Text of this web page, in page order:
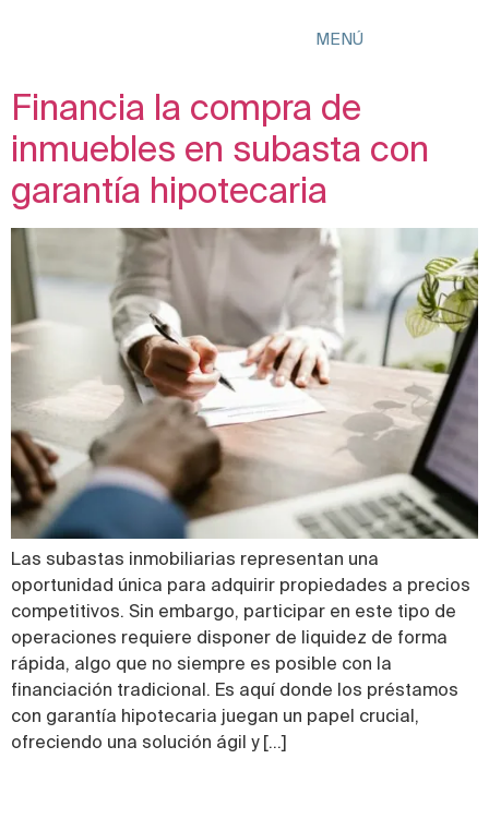
MENÚ
Financia la compra de
inmuebles en subasta con
garantía hipotecaria
Las subastas inmobiliarias representan una
oportunidad única para adquirir propiedades a precios
competitivos. Sin embargo, participar en este tipo de
operaciones requiere disponer de liquidez de forma
rápida, algo que no siempre es posible con la
financiación tradicional. Es aquí donde los préstamos
con garantía hipotecaria juegan un papel crucial,
ofreciendo una solución ágil y […]